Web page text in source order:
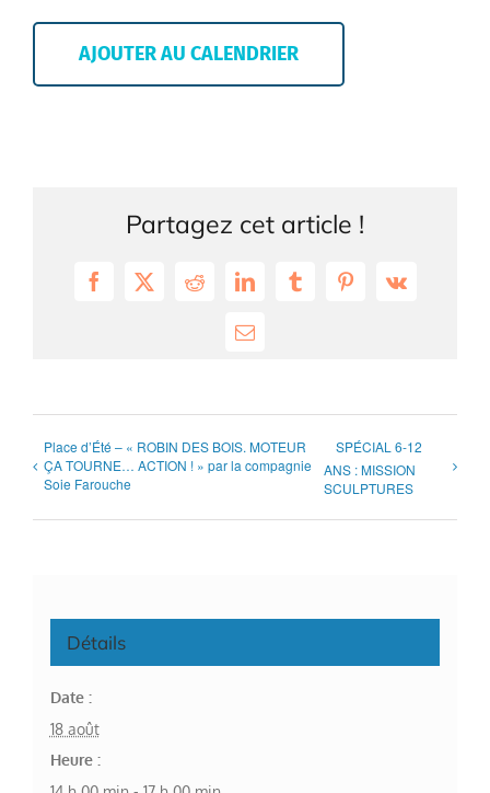
AJOUTER AU CALENDRIER
Partagez cet article !
Facebook
X RedditLinkedInTumblrPinterest
Vk
Email
Place d’Été – « ROBIN DES BOIS. MOTEUR
ÇA TOURNE… ACTION ! » par la compagnie
Soie Farouche
SPÉCIAL 6-12
ANS : MISSION
SCULPTURES
Détails
Date :
18 août
Heure :